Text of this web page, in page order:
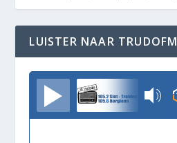
LUISTER NAAR TRUDOFM
TrudoFM